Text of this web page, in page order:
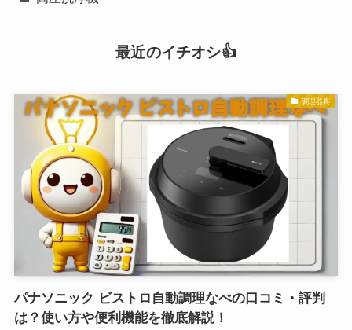
最近のイチオシ👍
調理器具
パナソニック ビストロ自動調理なべの口コミ・評判
は？使い方や便利機能を徹底解説！